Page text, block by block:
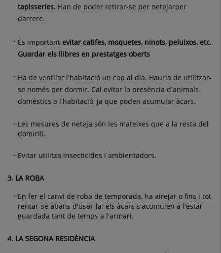
tapisseries. Han de poder retirar-se per netejarper
darrere.
És important evitar catifes, moquetes, ninots, peluixos, etc.
Guardar els llibres en prestatges oberts
Ha de ventilar l'habitació un cop al dia. Hauria de utilitzar-
se només per dormir. Cal evitar la presència d'animals
domèstics a l'habitació, ja que poden acumular àcars.
Les mesures de neteja són les mateixes que a la resta del
domicili.
Evitar utilitza insecticides i ambientadors.
3. LA ROBA
En fer el canvi de roba de temporada, ha airejar o fins i tot
rentar-se abans d'usar-la: els àcars s'acumulen a l'estar
guardada tant de temps a l'armari.
4. LA SEGONA RESIDÈNCIA